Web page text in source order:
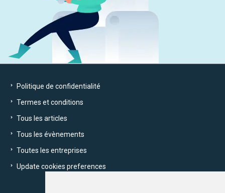
Politique de confidentialité
Termes et conditions
Tous les articles
Tous les évènements
Toutes les entreprises
Update cookies preferences